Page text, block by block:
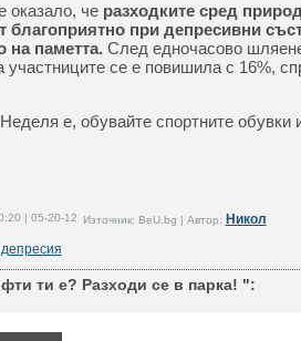
оказало, че разходките сред
благоприятно при депресивни
на паметта. След едночасово
участниците се е повишила с 16%,
е, обувайте спортните обувки
| 05-20-12 Източник: BeU.bg | Автор: Никол
депресия
ти е? Разходи се в парка! ":